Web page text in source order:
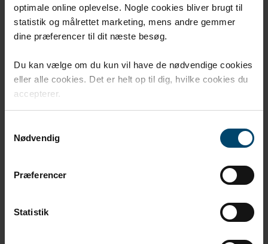
optimale online oplevelse. Nogle cookies bliver brugt til
statistik og målrettet marketing, mens andre gemmer
dine præferencer til dit næste besøg.
Du kan vælge om du kun vil have de nødvendige cookies
eller alle cookies. Det er helt op til dig, hvilke cookies du
accepterer.
Nødvendig
Præferencer
Statistik
DENMARK
DAFA A/S